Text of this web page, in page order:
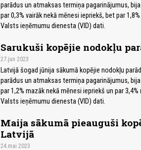
parādus un atmaksas termiņa pagarinājumus,
par 0,3% vairāk nekā mēnesi iepriekš, bet par
Valsts ieņēmumu dienesta (VID) dati.
Sarukuši kopējie nodokļu
27.jun 2023
Latvijā šogad jūnija sākumā kopējie nodokļu
parādus un atmaksas termiņa pagarinājumus,
par 1,2% mazāk nekā mēnesi iepriekš un par
Valsts ieņēmumu dienesta (VID) dati.
Maija sākumā pieauguši
Latvijā
24.mai 2023